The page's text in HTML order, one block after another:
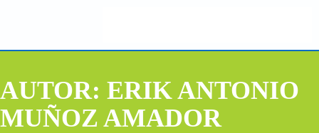
AUTOR: ERIK ANTONIO
MUÑOZ AMADOR